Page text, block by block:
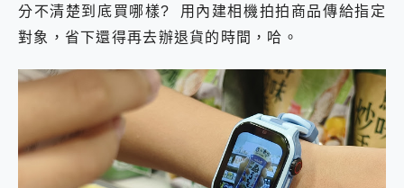
分不清楚到底買哪樣? 用內建相機拍拍商品傳給指定
對象，省下還得再去辦退貨的時間，哈。